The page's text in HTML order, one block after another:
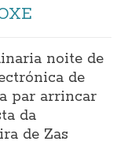
noite de
de
par arrincar
da
de Zas